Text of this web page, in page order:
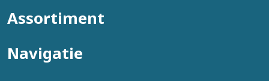
Assortiment
Navigatie